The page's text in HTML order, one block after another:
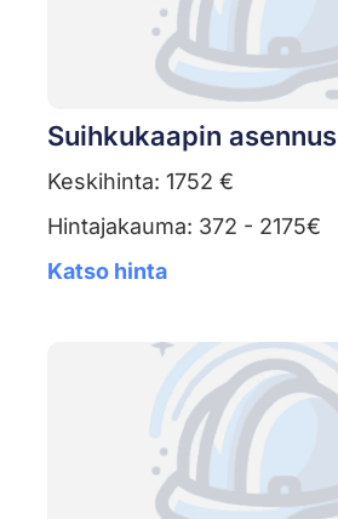
Suihkukaapin asennus
Keskihinta: 1752 €
Hintajakauma: 372 - 2175€
Katso hinta